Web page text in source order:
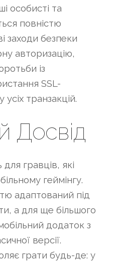
особисті та
повністю
заходи безпеки
авторизацію,
із
SSL-
усіх транзакцій.
Досвід
гравців, які
геймінгу.
адаптований під
а для ще більшого
додаток з
версії.
грати будь-де: у